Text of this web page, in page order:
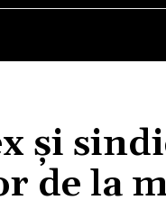
și
de la